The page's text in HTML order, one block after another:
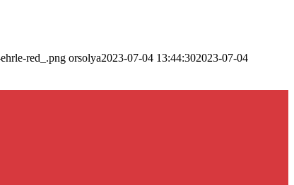
red_.png orsolya2023-07-04 13:44:302023-07-04